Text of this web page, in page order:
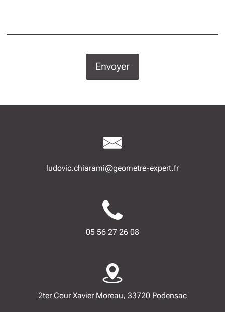
ludovic.chiarami@geometre-expert.fr
05 56 27 26 08
2ter Cour Xavier Moreau, 33720 Podensac